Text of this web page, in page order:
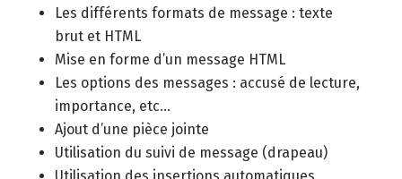
Les différents formats de message : texte
brut et HTML
Mise en forme d’un message HTML
Les options des messages : accusé de lecture,
importance, etc…
Ajout d’une pièce jointe
Utilisation du suivi de message (drapeau)